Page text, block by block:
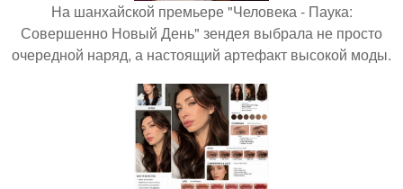
На шанхайской премьере "Человека - Паука:
Совершенно Новый День" зендея выбрала не просто
очередной наряд, а настоящий артефакт высокой моды.